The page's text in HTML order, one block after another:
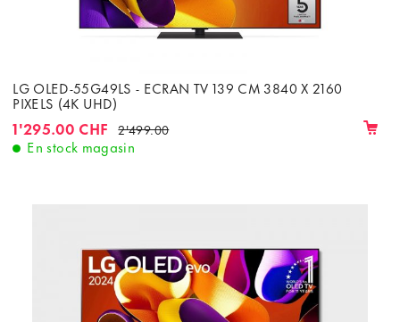
LG OLED-55G49LS - ECRAN TV 139 CM 3840 X 2160
PIXELS (4K UHD)
1'295.00 CHF 2'499.00
En stock magasin